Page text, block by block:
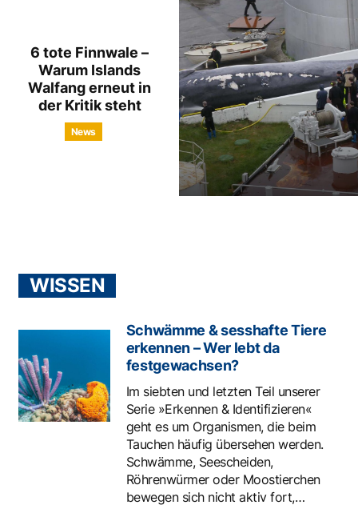
6 tote Finnwale –
Warum Islands
Walfang erneut in
der Kritik steht
News
WISSEN
Schwämme & sesshafte Tiere
erkennen – Wer lebt da
festgewachsen?
Im siebten und letzten Teil unserer
Serie »Erkennen & Identifizieren«
geht es um Organismen, die beim
Tauchen häufig übersehen werden.
Schwämme, Seescheiden,
Röhrenwürmer oder Moostierchen
bewegen sich nicht aktiv fort,…